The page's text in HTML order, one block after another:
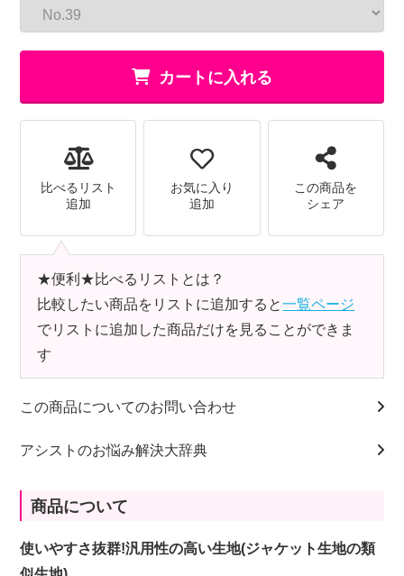
カートに入れる
比べるリスト
追加
お気に入り
追加
この商品を
シェア
★便利★比べるリストとは？
比較したい商品をリストに追加すると一覧ページ
でリストに追加した商品だけを見ることができま
す
この商品についてのお問い合わせ
アシストのお悩み解決大辞典
商品について
使いやすさ抜群!汎用性の高い生地(ジャケット生地の類